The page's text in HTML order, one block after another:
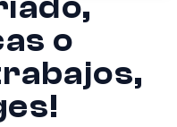
o